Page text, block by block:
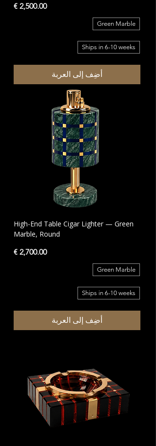
السعر
Green Marble
Ships in 6-10 weeks
أضِف إلى العربة
High-End Table Cigar Lighter — Green
Marble, Round
السعر
Green Marble
Ships in 6-10 weeks
أضِف إلى العربة